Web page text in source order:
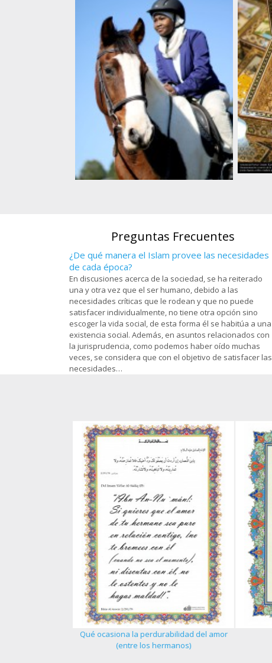
Preguntas Frecuentes
¿De qué manera el Islam provee las necesidades
de cada época?
En discusiones acerca de la sociedad, se ha reiterado
una y otra vez que el ser humano, debido a las
necesidades críticas que le rodean y que no puede
satisfacer individualmente, no tiene otra opción sino
escoger la vida social, de esta forma él se habitúa a una
existencia social. Además, en asuntos relacionados con
la jurisprudencia, como podemos haber oído muchas
veces, se considera que con el objetivo de satisfacer las
necesidades…
Qué ocasiona la perdurabilidad del amor
(entre los hermanos)